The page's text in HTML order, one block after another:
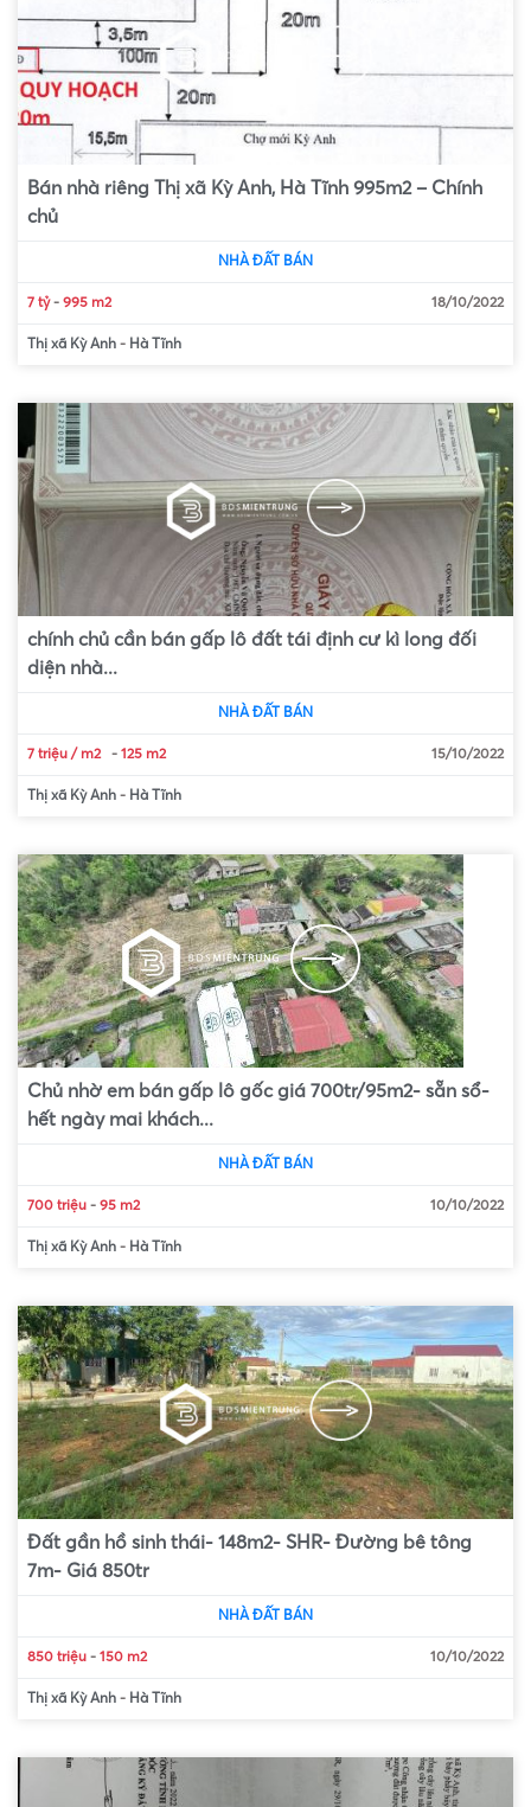
Bán nhà riêng Thị xã Kỳ Anh, Hà Tĩnh 995m2 – Chính
chủ
NHÀ ĐẤT BÁN
7 tỷ- 995 m2 18/10/2022
Thị xã Kỳ Anh - Hà Tĩnh
chính chủ cần bán gấp lô đất tái định cư kì long đối
diện nhà...
NHÀ ĐẤT BÁN
7 triệu / m2 - 125 m2 15/10/2022
Thị xã Kỳ Anh - Hà Tĩnh
Chủ nhờ em bán gấp lô gốc giá 700tr/95m2- sẵn sổ-
hết ngày mai khách...
NHÀ ĐẤT BÁN
700 triệu - 95 m2 10/10/2022
Thị xã Kỳ Anh - Hà Tĩnh
Đất gần hồ sinh thái- 148m2- SHR- Đường bê tông
7m- Giá 850tr
NHÀ ĐẤT BÁN
850 triệu - 150 m2 10/10/2022
Thị xã Kỳ Anh - Hà Tĩnh